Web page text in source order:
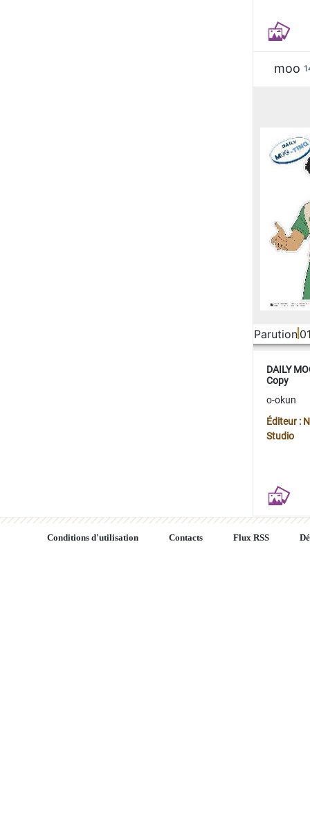
moo
Parution
DAILY
Copy
o-okun
Éditeur :
Studio
Conditions d'utilisation Contacts Flux RSS